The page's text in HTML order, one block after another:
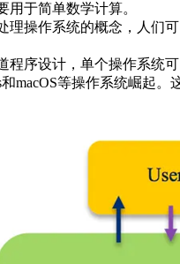
用于简单数学计算。
理操作系统的概念，人
程序设计，单个操作系
和macOS等操作系统崛起